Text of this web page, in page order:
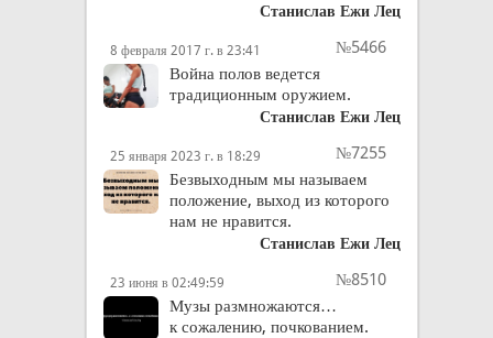
Станислав Ежи Лец
8 февраля 2017 г. в 23:41
№5466
Война полов ведется
традиционным оружием.
Станислав Ежи Лец
25 января 2023 г. в 18:29
№7255
Безвыходным мы называем
положение, выход из которого
нам не нравится.
Станислав Ежи Лец
23 июня в 02:49:59
№8510
Музы размножаются…
к сожалению, почкованием.